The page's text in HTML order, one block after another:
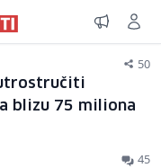
50
blizu 75 miliona
45